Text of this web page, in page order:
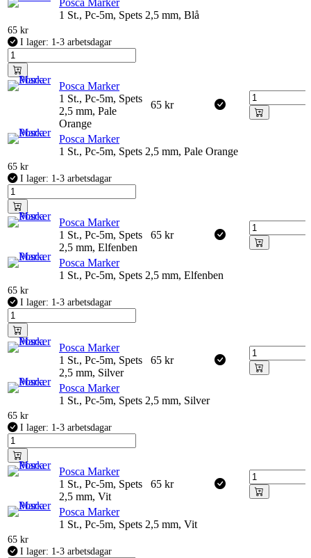
Posca Marker
1 St., Pc-5m, Spets 2,5 mm, Blå
65 kr
I lager: 1-3 arbetsdagar
Posca Marker
1 St., Pc-5m, Spets
2,5 mm, Pale
Orange
65 kr
Posca Marker
1 St., Pc-5m, Spets 2,5 mm, Pale Orange
65 kr
I lager: 1-3 arbetsdagar
Posca Marker
1 St., Pc-5m, Spets
2,5 mm, Elfenben
65 kr
Posca Marker
1 St., Pc-5m, Spets 2,5 mm, Elfenben
65 kr
I lager: 1-3 arbetsdagar
Posca Marker
1 St., Pc-5m, Spets
2,5 mm, Silver
65 kr
Posca Marker
1 St., Pc-5m, Spets 2,5 mm, Silver
65 kr
I lager: 1-3 arbetsdagar
Posca Marker
1 St., Pc-5m, Spets
2,5 mm, Vit
65 kr
Posca Marker
1 St., Pc-5m, Spets 2,5 mm, Vit
65 kr
I lager: 1-3 arbetsdagar